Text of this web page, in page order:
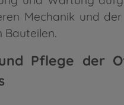
Mechanik und
Bauteilen.
Pflege der